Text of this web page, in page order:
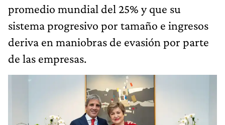
promedio mundial del 25% y que su
sistema progresivo por tamaño e ingresos
deriva en maniobras de evasión por parte
de las empresas.